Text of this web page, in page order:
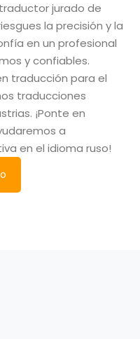
jurado de
la precisión y la
en un profesional
y confiables.
traducción para el
traducciones
¡Ponte en
a
en el idioma ruso!